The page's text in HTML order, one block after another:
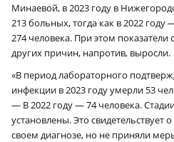
Минаевой, в 2023 году в
213 больных, тогда как в 2022 году
274 человека. При этом
других причин, напротив, выросли.
«В период лабораторного
инфекции в 2023 году умерли 53
— В 2022 году — 74 человека.
установлены. Это свидетельствует
своем диагнозе, но не приняли